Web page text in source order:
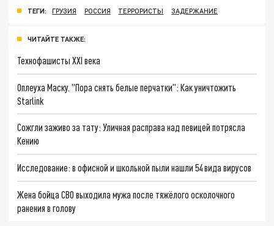
ТЕГИ: ГРУЗИЯ РОССИЯ ТЕРРОРИСТЫ ЗАДЕРЖАНИЕ
ЧИТАЙТЕ ТАКЖЕ:
Технофашисты XXI века
Оплеуха Маску. "Пора снять белые перчатки": Как уничтожить
Starlink
Сожгли заживо за тату: Уличная расправа над певицей потрясла
Кению
Исследование: в офисной и школьной пыли нашли 54 вида вирусов
Жена бойца СВО выходила мужа после тяжёлого осколочного
ранения в голову